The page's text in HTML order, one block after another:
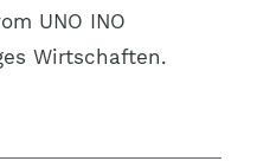
UNO INO
Wirtschaften.